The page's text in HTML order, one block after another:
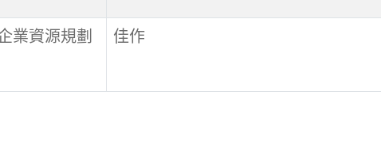
業資源規劃
佳作